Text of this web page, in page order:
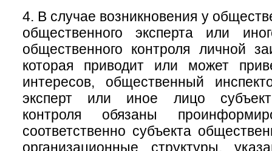
4. В случае возникновения у
общественного эксперта или
общественного контроля личной
которая приводит или может
интересов, общественный
эксперт или иное лицо
контроля обязаны
соответственно субъекта
организационные структуры,